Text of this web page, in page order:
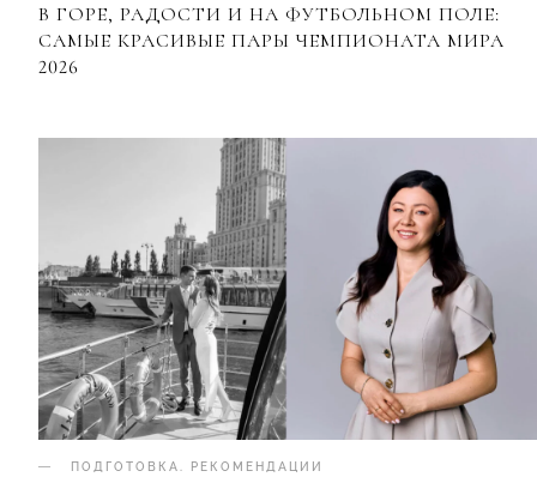
В ГОРЕ, РАДОСТИ И НА ФУТБОЛЬНОМ ПОЛЕ:
САМЫЕ КРАСИВЫЕ ПАРЫ ЧЕМПИОНАТА МИРА
2026
ПОДГОТОВКА. РЕКОМЕНДАЦИИ